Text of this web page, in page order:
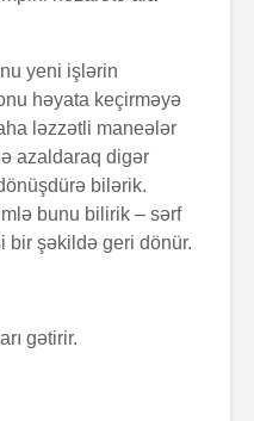
yeni işlərin
həyata keçirməyə
ləzzətli maneələr
azaldaraq digər
bilərik.
bunu bilirik – sərf
bir şəkildə geri dönür.
gətirir.
məktubu